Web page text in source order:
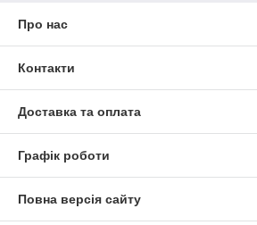
Про нас
Контакти
Доставка та оплата
Графік роботи
Повна версія сайту